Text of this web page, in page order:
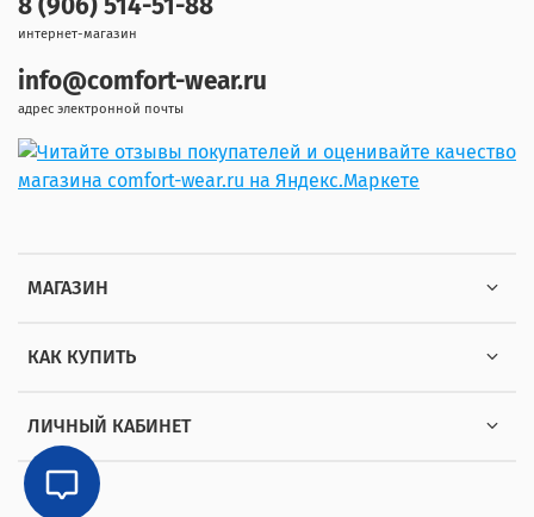
МАГАЗИН
КАК КУПИТЬ
ЛИЧНЫЙ КАБИНЕТ
8 (906) 514-51-88
интернет-магазин
info@comfort-wear.ru
адрес электронной почты